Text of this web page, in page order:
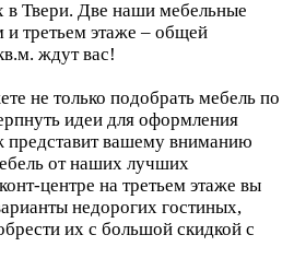
Твери. Две наши мебельные
и третьем этаже – общей
ждут вас!
не только подобрать мебель по
идеи для оформления
представит вашему вниманию
от наших лучших
центре на третьем этаже вы
недорогих гостиных,
их с большой скидкой с